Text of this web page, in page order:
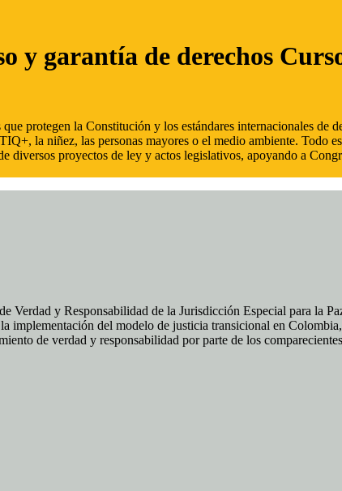
y garantía de derechos
protegen la Constitución y los estándares internacionales de
la niñez, las personas mayores o el medio ambiente. Todo
diversos proyectos de ley y actos legislativos, apoyando a
Verdad y Responsabilidad de la Jurisdicción Especial para la
implementación del modelo de justicia transicional en
de verdad y responsabilidad por parte de los